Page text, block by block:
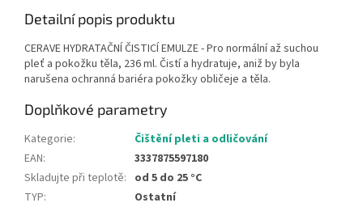
Detailní popis produktu
CERAVE HYDRATAČNÍ ČISTICÍ EMULZE - Pro normální až suchou
pleť a pokožku těla, 236 ml. Čistí a hydratuje, aniž by byla
narušena ochranná bariéra pokožky obličeje a těla.
Doplňkové parametry
Kategorie:
Čištění pleti a odličování
EAN:
3337875597180
Skladujte při teplotě: od 5 do 25 °C
TYP:
Ostatní